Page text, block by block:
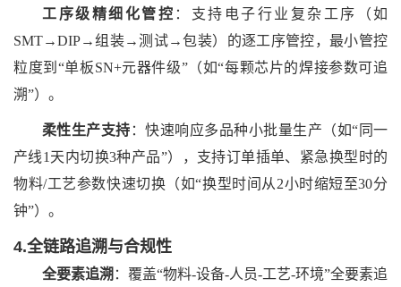
工序级精细化管控 ：支持电子行业复杂工序（如
SMT→DIP→组装→测试→包装）的逐工序管控，最小管控
粒度到“单板SN+元器件级”（如“每颗芯片的焊接参数可追
溯”）。
柔性生产支持 ：快速响应多品种小批量生产（如“同一
产线1天内切换3种产品”），支持订单插单、紧急换型时的
物料/工艺参数快速切换（如“换型时间从2小时缩短至30分
钟”）。
4.全链路追溯与合规性
全要素追溯 ：覆盖“物料-设备-人员-工艺-环境”全要素追